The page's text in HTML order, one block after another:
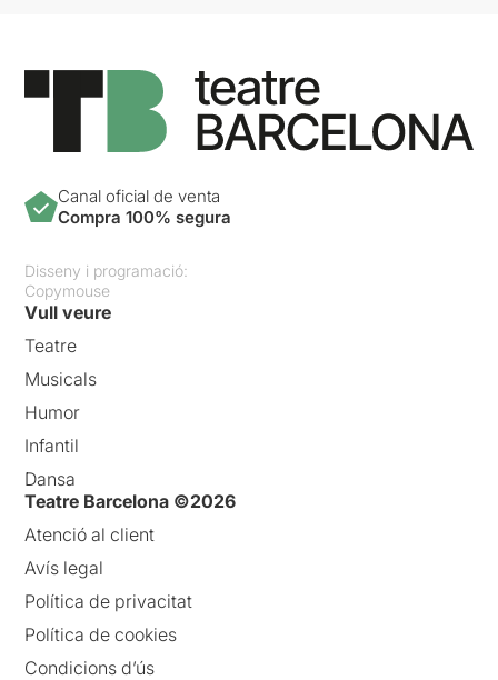
Canal oficial de venta
Compra 100% segura
Disseny i programació:
Copymouse
Vull veure
Teatre
Musicals
Humor
Infantil
Dansa
Teatre Barcelona ©2026
Atenció al client
Avís legal
Política de privacitat
Política de cookies
Condicions d’ús